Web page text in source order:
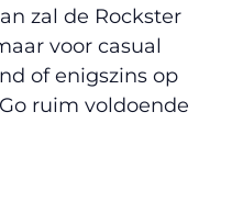
zal de Rockster
voor casual
of enigszins op
ruim voldoende